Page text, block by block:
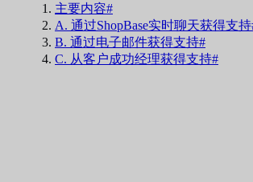
主要内容#
A. 通过ShopBase实时聊天获得支
B. 通过电子邮件获得支持#
C. 从客户成功经理获得支持#